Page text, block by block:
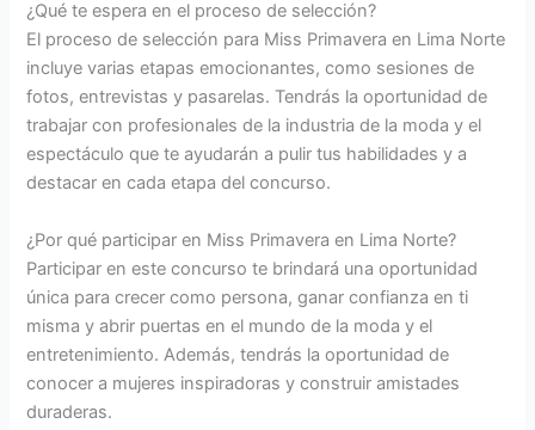
¿Qué te espera en el proceso de selección?
El proceso de selección para Miss Primavera en Lima Norte
incluye varias etapas emocionantes, como sesiones de
fotos, entrevistas y pasarelas. Tendrás la oportunidad de
trabajar con profesionales de la industria de la moda y el
espectáculo que te ayudarán a pulir tus habilidades y a
destacar en cada etapa del concurso.
¿Por qué participar en Miss Primavera en Lima Norte?
Participar en este concurso te brindará una oportunidad
única para crecer como persona, ganar confianza en ti
misma y abrir puertas en el mundo de la moda y el
entretenimiento. Además, tendrás la oportunidad de
conocer a mujeres inspiradoras y construir amistades
duraderas.